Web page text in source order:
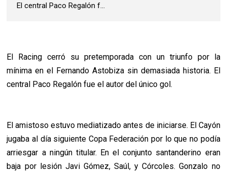
El central Paco Regalón f...
El Racing cerró su pretemporada con un triunfo por la
mínima en el Fernando Astobiza sin demasiada historia. El
central Paco Regalón fue el autor del único gol.
El amistoso estuvo mediatizado antes de iniciarse. El Cayón
jugaba al día siguiente Copa Federación por lo que no podía
arriesgar a ningún titular. En el conjunto santanderino eran
baja por lesión Javi Gómez, Saúl, y Córcoles. Gonzalo no